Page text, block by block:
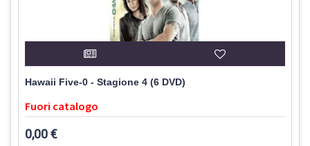
Hawaii Five-0 - Stagione 4 (6 DVD)
Fuori catalogo
0,00 €